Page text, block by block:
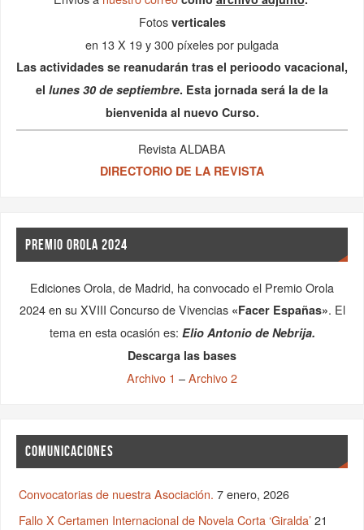
Fotos verticales
en 13 X 19 y 300 píxeles por pulgada
Las actividades se reanudarán tras el perioodo vacacional,
el lunes 30 de septiembre. Esta jornada será la de la
bienvenida al nuevo Curso.
Revista ALDABA
DIRECTORIO DE LA REVISTA
PREMIO OROLA 2024
Ediciones Orola, de Madrid, ha convocado el Premio Orola
2024 en su XVIII Concurso de Vivencias «Facer Españas». El
tema en esta ocasión es: Elio Antonio de Nebrija.
Descarga las bases
Archivo 1 –Archivo 2
COMUNICACIONES
Convocatorias de nuestra Asociación. 7 enero, 2026
Fallo X Certamen Internacional de Novela Corta ‘Giralda’ 21